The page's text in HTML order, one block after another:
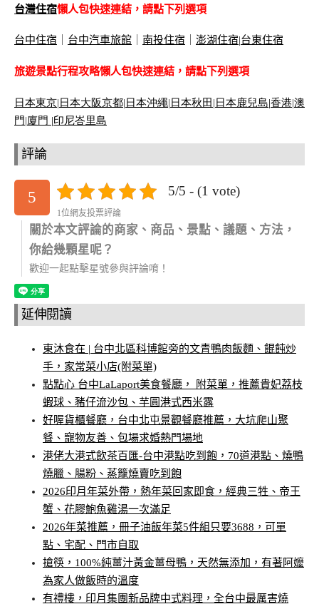
台灣住宿懶人包快速連結，請點下列選項
台中住宿 台中汽車旅館 南投住宿 澎湖住宿|台東住宿
旅遊景點行程攻略懶人包快速連結，請點下列選項
日本東京| 日本大阪京都| 日本沖繩| 日本秋田 | 日本鹿兒島|香港|澳
門|廈門 |印尼峇里島
評論
5 5/5 - (1 vote)
1位網友投票評論
關於本文評論的商家、商品、景點、議題、方法，
你給幾顆星呢？
歡迎一起點擊星號參與評論唷！
延伸閱讀
東沐食在 | 台中北區科博館旁的文青鴨肉飯麵、餛飩炒
手，家常菜小店(附菜單)
點點心 台中LaLaport美食餐廳， 附菜單，推薦貴妃荔枝
蝦球、豬仔流沙包、芋圓港式西米露
好喔貨櫃餐廳，台中北屯景觀餐廳推薦，大坑爬山聚
餐、寵物友善、包場求婚熱門場地
港佬大港式飲茶百匯-台中港點吃到飽，70道港點、燒鴨
燒臘、腸粉、蒸籠燒賣吃到飽
2026印月年菜外帶，熱年菜回家即食，經典三牲、帝王
蟹、花膠鮑魚雞湯一次滿足
2026年菜推薦，冊子油飯年菜5件組只要3688，可單
點、宅配、門市自取
搶筷，100%純薑汁黃金薑母鴨，天然無添加，有著阿嬤
為家人做飯時的溫度
有禮樓，印月集團新品牌中式料理，全台中最厲害燒